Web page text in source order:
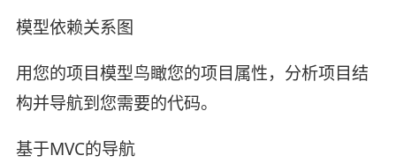
模型依赖关系图
用您的项目模型鸟瞰您的项目属性，分析项目结
构并导航到您需要的代码。
基于MVC的导航